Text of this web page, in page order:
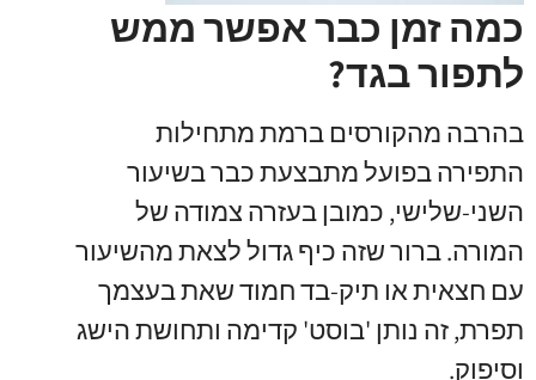
כמה זמן כבר אפשר ממש
לתפור בגד?
בהרבה מהקורסים ברמת מתחילות
התפירה בפועל מתבצעת כבר בשיעור
השני-שלישי, כמובן בעזרה צמודה של
המורה. ברור שזה כיף גדול לצאת מהשיעור
עם חצאית או תיק-בד חמוד שאת בעצמך
תפרת, זה נותן 'בוסט' קדימה ותחושת הישג
וסיפוק.